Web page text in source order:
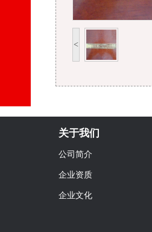
<
关于我们
公司简介
企业资质
企业文化